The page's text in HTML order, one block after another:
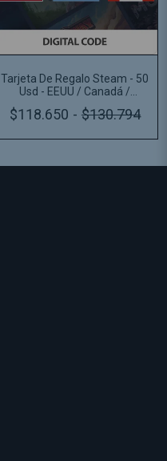
Tarjeta De Regalo Steam - 50
Usd - EEUU / Canadá /
Argentina
$118.650 - $130.794